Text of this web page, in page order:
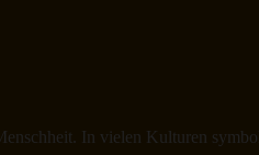
In vielen Kulturen